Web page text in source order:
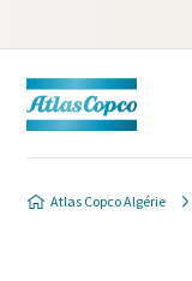
Atlas Copco Algérie